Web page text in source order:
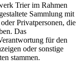
Trier im Rahmen
Sammlung mit
Privatpersonen, die
Das
für den
oder sonstige
stammen.